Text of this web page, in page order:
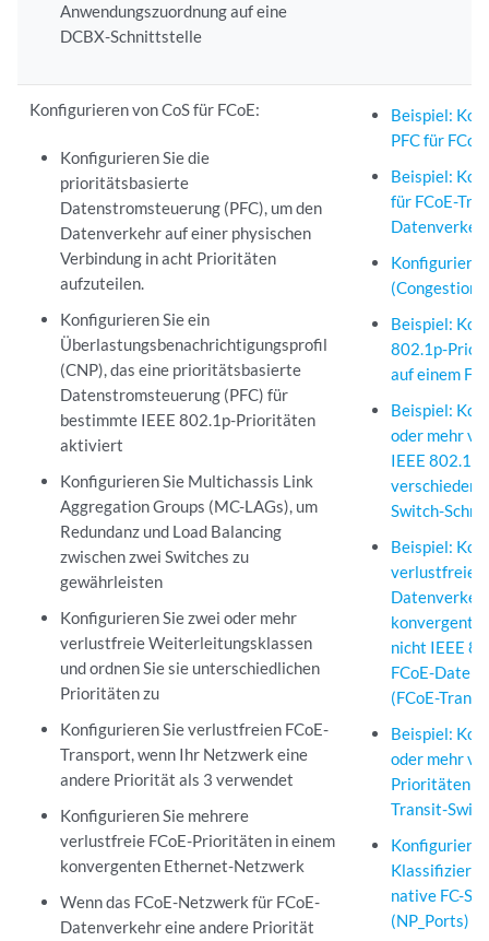
Anwendungszuordnung auf eine
DCBX-Schnittstelle
Konfigurieren von CoS für FCoE:
Konfigurieren Sie die
prioritätsbasierte
Datenstromsteuerung (PFC), um den
Datenverkehr auf einer physischen
Verbindung in acht Prioritäten
aufzuteilen.
Konfigurieren Sie ein
Überlastungsbenachrichtigungsprofil
(CNP), das eine prioritätsbasierte
Datenstromsteuerung (PFC) für
bestimmte IEEE 802.1p-Prioritäten
aktiviert
Konfigurieren Sie Multichassis Link
Aggregation Groups (MC-LAGs), um
Redundanz und Load Balancing
zwischen zwei Switches zu
gewährleisten
Konfigurieren Sie zwei oder mehr
verlustfreie Weiterleitungsklassen
und ordnen Sie sie unterschiedlichen
Prioritäten zu
Konfigurieren Sie verlustfreien FCoE-
Transport, wenn Ihr Netzwerk eine
andere Priorität als 3 verwendet
Konfigurieren Sie mehrere
verlustfreie FCoE-Prioritäten in einem
konvergenten Ethernet-Netzwerk
Wenn das FCoE-Netzwerk für FCoE-
Datenverkehr eine andere Priorität
Beispiel:
PFC für
Beispiel:
für FCoE-
(Congestion
Beispiel:
802.1p-
auf einem
Beispiel:
oder mehr
IEEE
Switch-
Beispiel:
verlustfreiem
konvergente
nicht IEEE
FCoE-
(FCoE-
Beispiel:
oder mehr
Prioritäten
Transit-
native FC-
(NP_Ports)